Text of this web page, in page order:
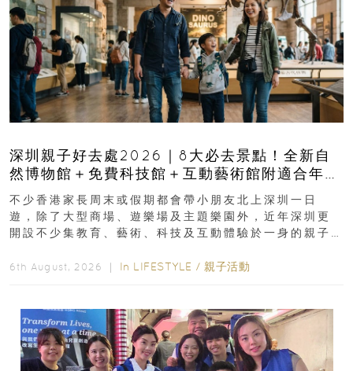
深圳親子好去處2026｜8大必去景點！全新自
然博物館＋免費科技館＋互動藝術館附適合年
齡、交通、門票、開放時間
不少香港家長周末或假期都會帶小朋友北上深圳一日
遊，除了大型商場、遊樂場及主題樂園外，近年深圳更
開設不少集教育、藝術、科技及互動體驗於一身的親子
6th August, 2026 ｜ In LIFESTYLE / 親子活動